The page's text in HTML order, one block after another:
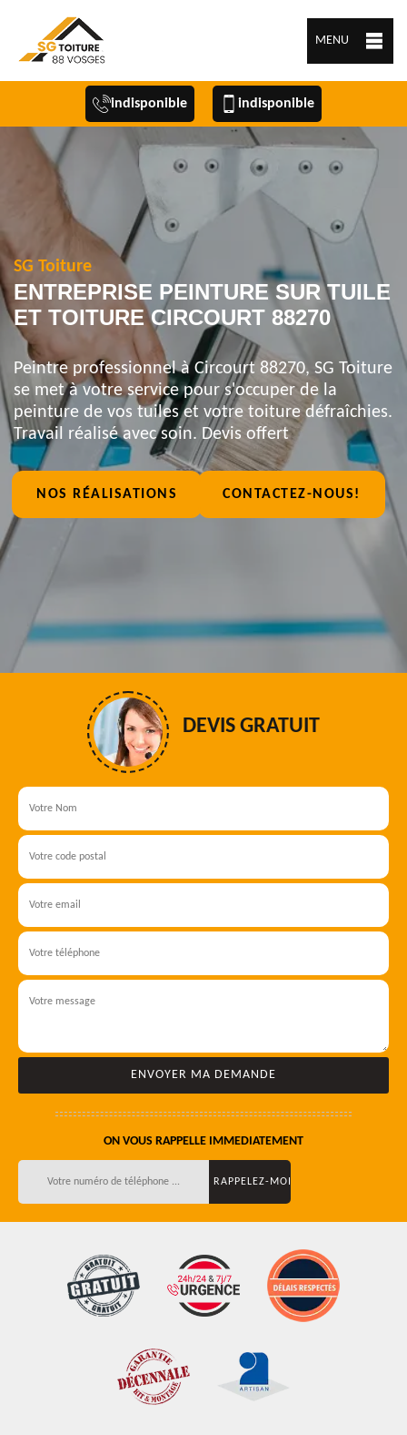
MENU
indisponible indisponible
SG Toiture
ENTREPRISE PEINTURE SUR TUILE
ET TOITURE CIRCOURT 88270
Peintre professionnel à Circourt 88270, SG Toiture
se met à votre service pour s'occuper de la
peinture de vos tuiles et votre toiture défraîchies.
Travail réalisé avec soin. Devis offert
NOS RÉALISATIONS CONTACTEZ-NOUS!
DEVIS GRATUIT
ON VOUS RAPPELLE IMMEDIATEMENT